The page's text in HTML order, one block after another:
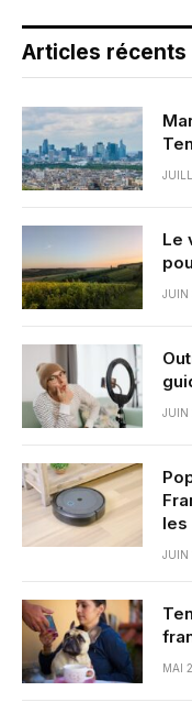
Articles récents
Le
JUIN
JUIN
les
JUIN
MAI